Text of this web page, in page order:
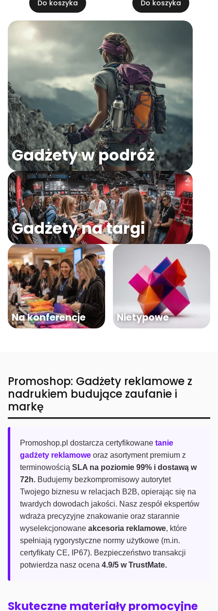
Do koszyka Do koszyka
Gadżety w podróż
Gadżety na targi
Na konferencje Nietypowe
Promoshop: Gadżety reklamowe z
nadrukiem budujące zaufanie i
markę
Promoshop.pl dostarcza certyfikowane tanie
gadżety reklamowe oraz asortyment premium z
terminowością SLA na poziomie 99% i dostawą w
72h. Budujemy bezkompromisowy autorytet
Twojego biznesu w relacjach B2B, opierając się na
twardych dowodach jakości. Nasz zespół ekspertów
wdraża precyzyjne znakowanie oraz starannie
wyselekcjonowane akcesoria reklamowe, które
spełniają rygorystyczne normy użytkowe (m.in.
certyfikaty CE, IP67). Bezpieczeństwo transakcji
potwierdza nasz ocena 4.9/5 w TrustMate.
Skuteczne materiały promocyjne